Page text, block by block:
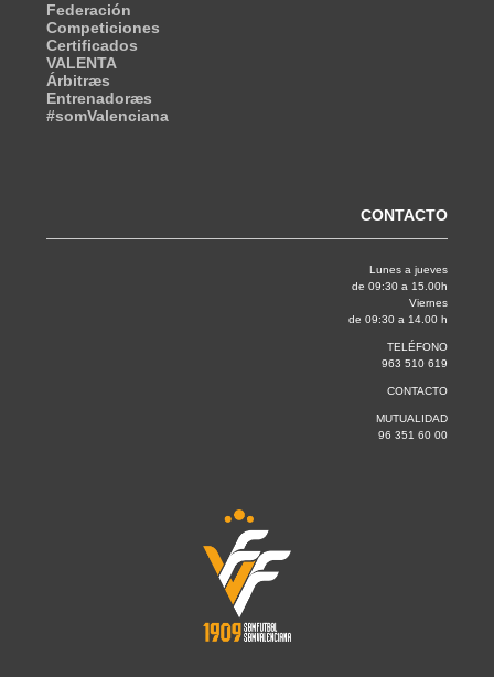
Federación
Competiciones
Certificados
VALENTA
Árbitræs
Entrenadoræs
#somValenciana
CONTACTO
Lunes a jueves
de 09:30 a 15.00h
Viernes
de 09:30 a 14.00 h
TELÉFONO
963 510 619
CONTACTO
MUTUALIDAD
96 351 60 00